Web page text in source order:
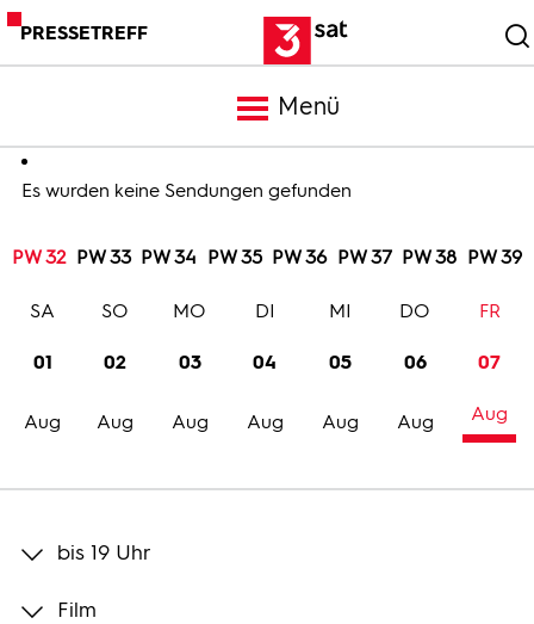
PRESSETREFF
Menü
Meldungen
Programm
Trailer
Bilder
Es wurden keine Sendungen gefunden
PW 32 PW 33 PW 34 PW 35 PW 36 PW 37 PW 38 PW 39
01
Aug
SA
02
Aug
SO
03
Aug
MO
04
Aug
DI
05
Aug
MI
06
Aug
DO
07
Aug
FR
bis 19 Uhr
Film